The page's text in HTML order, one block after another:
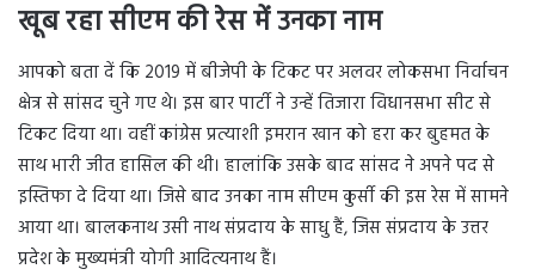
खूब रहा सीएम की रेस में उनका नाम
आपको बता दें कि 2019 में बीजेपी के टिकट पर अलवर लोकसभा निर्वाचन
क्षेत्र से सांसद चुने गए थे। इस बार पार्टी ने उन्हें तिजारा विधानसभा सीट से
टिकट दिया था। वहीं कांग्रेस प्रत्याशी इमरान खान को हरा कर बुहमत के
साथ भारी जीत हासिल की थी। हालांकि उसके बाद सांसद ने अपने पद से
इस्तिफा दे दिया था। जिसे बाद उनका नाम सीएम कुर्सी की इस रेस में सामने
आया था। बालकनाथ उसी नाथ संप्रदाय के साधु हैं, जिस संप्रदाय के उत्तर
प्रदेश के मुख्यमंत्री योगी आदित्यनाथ हैं।